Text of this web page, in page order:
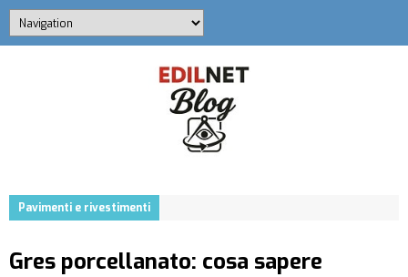
Pavimenti e rivestimenti
Gres porcellanato: cosa sapere